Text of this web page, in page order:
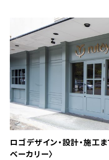
ロゴデザイン・設計・施工
ベーカリー〉